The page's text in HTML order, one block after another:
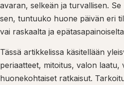
avaran, selkeän ja turvallisen.
sen, tuntuuko huone päivän eri
vai raskaalta ja
Tässä artikkelissa käsitellään
periaatteet, mitoitus, valon laatu,
huonekohtaiset ratkaisut.